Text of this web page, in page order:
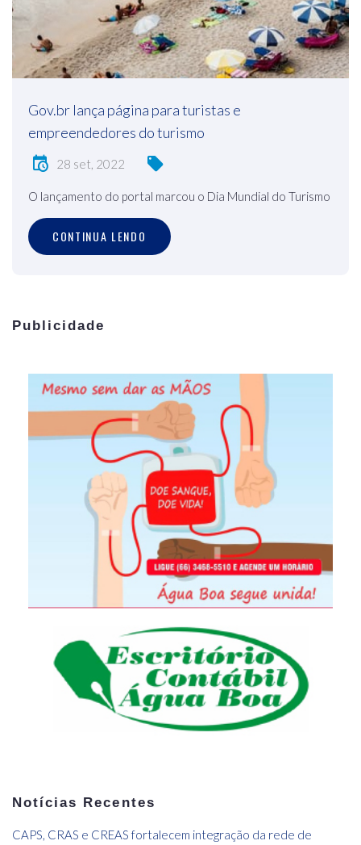
Gov.br lança página para turistas e
empreendedores do turismo
28 set, 2022
O lançamento do portal marcou o Dia Mundial do Turismo
CONTINUA LENDO
Publicidade
Notícias Recentes
CAPS, CRAS e CREAS fortalecem integração da rede de